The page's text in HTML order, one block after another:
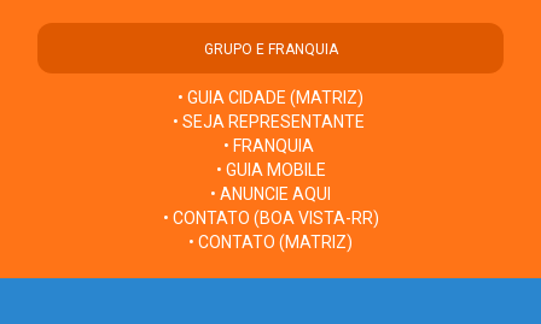
GRUPO E FRANQUIA
• GUIA CIDADE (MATRIZ)
• SEJA REPRESENTANTE
• FRANQUIA
• GUIA MOBILE
• ANUNCIE AQUI
• CONTATO (BOA VISTA-RR)
• CONTATO (MATRIZ)